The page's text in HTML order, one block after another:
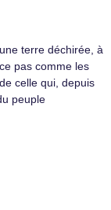
terre déchirée, à
pas comme les
celle qui, depuis
peuple